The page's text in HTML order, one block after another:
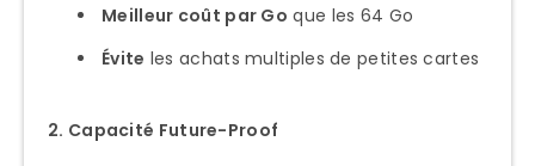
Meilleur coût par Go que les 64 Go
Évite les achats multiples de petites cartes
2. Capacité Future-Proof